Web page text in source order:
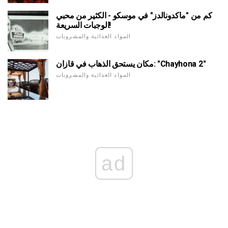
كم من "ماكدونالدز" في موسكو - الكثير من محبي
الوجبات السريعة!
المواد الغذائية والمشروبات
مكان يستحق الذهاب في قازان: "Chayhona 2"
المواد الغذائية والمشروبات
ad